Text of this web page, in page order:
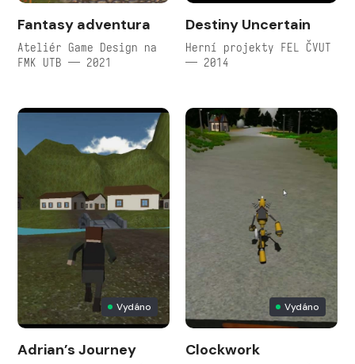
Fantasy adventura
Ateliér Game Design na
FMK UTB — 2021
Destiny Uncertain
Herní projekty FEL ČVUT
— 2014
Vydáno
Adrian’s Journey
Vydáno
Clockwork